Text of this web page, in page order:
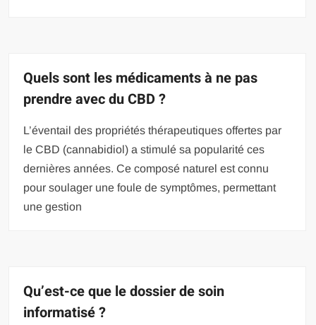
Quels sont les médicaments à ne pas
prendre avec du CBD ?
L’éventail des propriétés thérapeutiques offertes par
le CBD (cannabidiol) a stimulé sa popularité ces
dernières années. Ce composé naturel est connu
pour soulager une foule de symptômes, permettant
une gestion
Qu’est-ce que le dossier de soin
informatisé ?